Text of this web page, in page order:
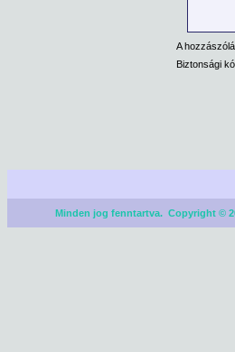
A
Biztonsági
Minden jog fenntartva. Copyright ©